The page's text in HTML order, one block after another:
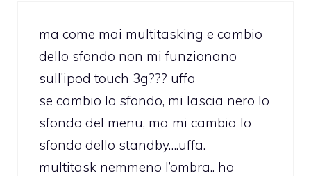
ma come mai multitasking e cambio
dello sfondo non mi funzionano
sull’ipod touch 3g??? uffa
se cambio lo sfondo, mi lascia nero lo
sfondo del menu, ma mi cambia lo
sfondo dello standby….uffa.
multitask nemmeno l’ombra.. ho